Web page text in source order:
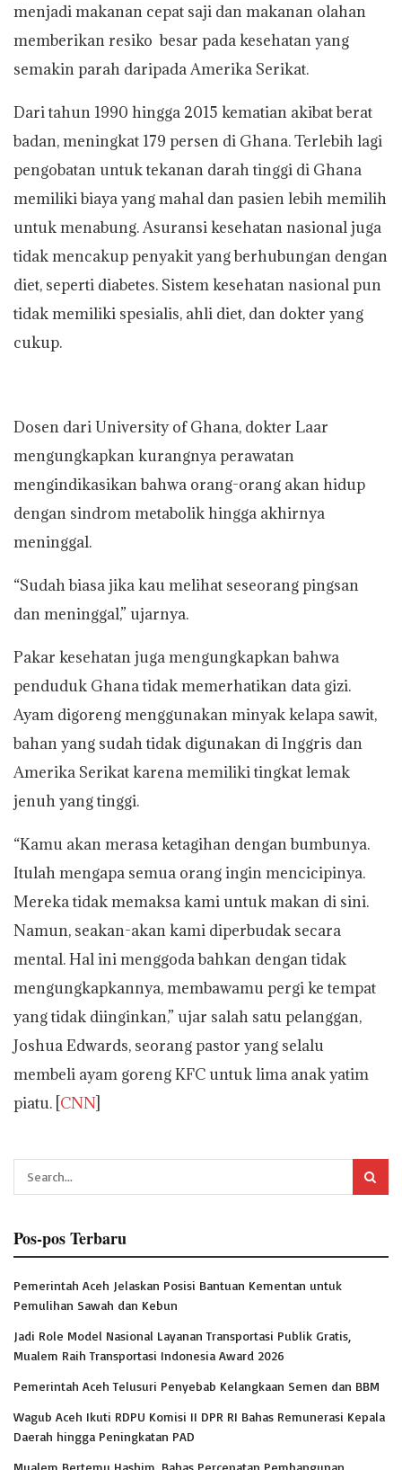
menjadi makanan cepat saji dan makanan olahan
memberikan resiko besar pada kesehatan yang
semakin parah daripada Amerika Serikat.
Dari tahun 1990 hingga 2015 kematian akibat berat
badan, meningkat 179 persen di Ghana. Terlebih lagi
pengobatan untuk tekanan darah tinggi di Ghana
memiliki biaya yang mahal dan pasien lebih memilih
untuk menabung. Asuransi kesehatan nasional juga
tidak mencakup penyakit yang berhubungan dengan
diet, seperti diabetes. Sistem kesehatan nasional pun
tidak memiliki spesialis, ahli diet, dan dokter yang
cukup.
Dosen dari University of Ghana, dokter Laar
mengungkapkan kurangnya perawatan
mengindikasikan bahwa orang-orang akan hidup
dengan sindrom metabolik hingga akhirnya
meninggal.
“Sudah biasa jika kau melihat seseorang pingsan
dan meninggal,” ujarnya.
Pakar kesehatan juga mengungkapkan bahwa
penduduk Ghana tidak memerhatikan data gizi.
Ayam digoreng menggunakan minyak kelapa sawit,
bahan yang sudah tidak digunakan di Inggris dan
Amerika Serikat karena memiliki tingkat lemak
jenuh yang tinggi.
“Kamu akan merasa ketagihan dengan bumbunya.
Itulah mengapa semua orang ingin mencicipinya.
Mereka tidak memaksa kami untuk makan di sini.
Namun, seakan-akan kami diperbudak secara
mental. Hal ini menggoda bahkan dengan tidak
mengungkapkannya, membawamu pergi ke tempat
yang tidak diinginkan,” ujar salah satu pelanggan,
Joshua Edwards, seorang pastor yang selalu
membeli ayam goreng KFC untuk lima anak yatim
piatu. [ CNN
Pos-pos Terbaru
Pemerintah Aceh Jelaskan Posisi Bantuan Kementan untuk
Pemulihan Sawah dan Kebun
Jadi Role Model Nasional Layanan Transportasi Publik Gratis,
Mualem Raih Transportasi Indonesia Award 2026
Pemerintah Aceh Telusuri Penyebab Kelangkaan Semen dan BBM
Wagub Aceh Ikuti RDPU Komisi II DPR RI Bahas Remunerasi Kepala
Daerah hingga Peningkatan PAD
Mualem Bertemu Hashim, Bahas Percepatan Pembangunan